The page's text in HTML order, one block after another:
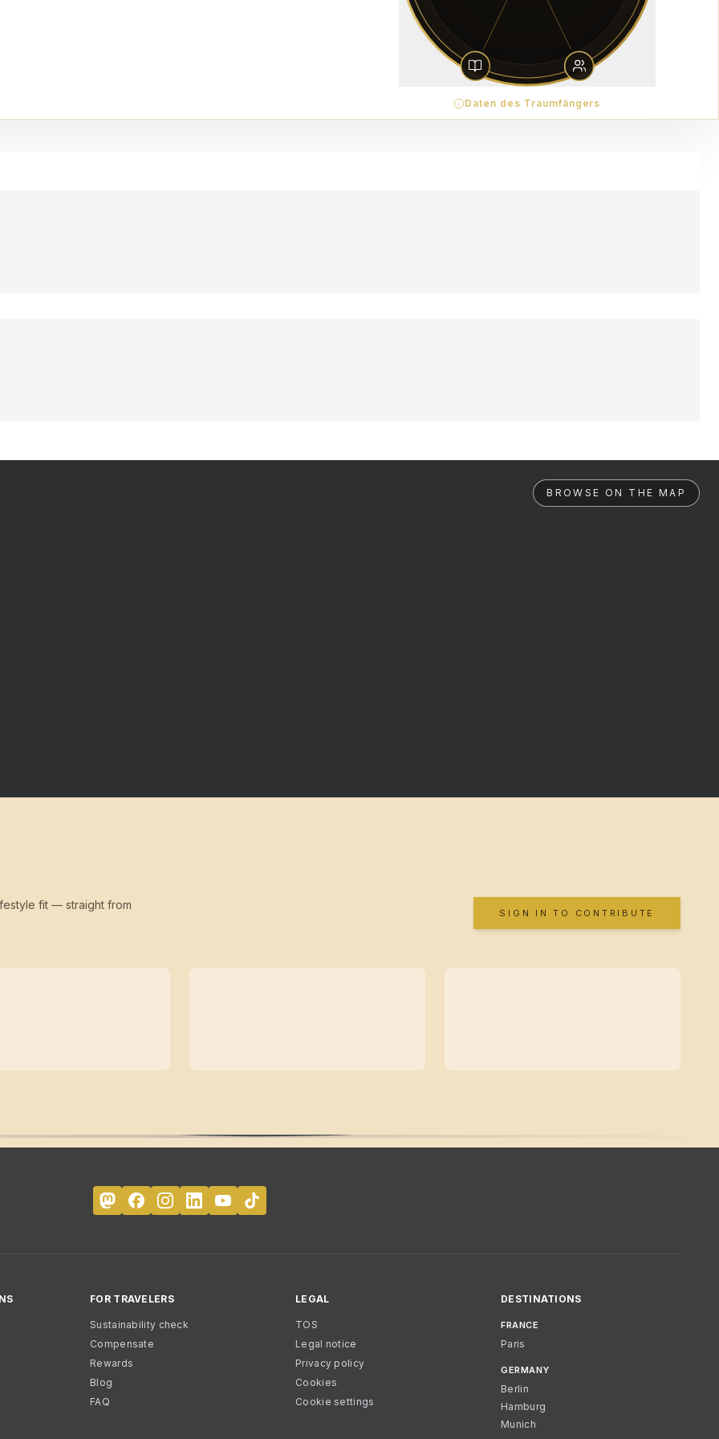
Daten des Traumfängers
BROWSE ON THE MAP
fit — straight from
SIGN IN TO CONTRIBUTE
FOR TRAVELERS
Sustainability check
Compensate
Rewards
Blog
FAQ
LEGAL
TOS
Legal notice
Privacy policy
Cookies
Cookie settings
DESTINATIONS
FRANCE
Paris
GERMANY
Berlin
Hamburg
Munich